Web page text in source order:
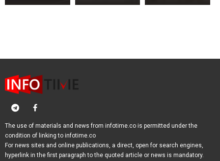
The use of materials and news from infotime.co is permitted under the
condition of linking to infotime.co
For news sites and online publications, a direct, open for search engines,
hyperlink in the first paragraph to the quoted article or news is mandatory.